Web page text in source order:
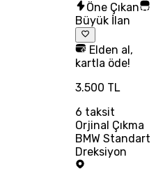
Öne Çıkan
Büyük İlan
Elden al,
kartla öde!
3.500 TL
6 taksit
Orjinal Çıkma
BMW Standart
Dreksiyon